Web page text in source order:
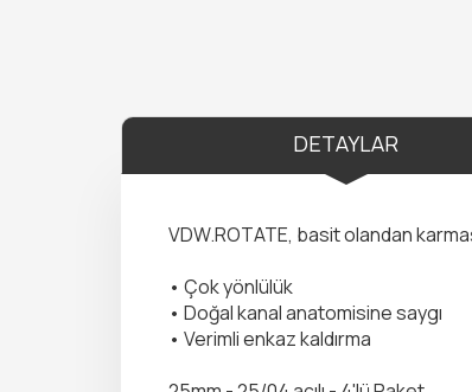
DETAYLAR
VDW.ROTATE, basit olandan
• Çok yönlülük
• Doğal kanal anatomisine saygı
• Verimli enkaz kaldırma